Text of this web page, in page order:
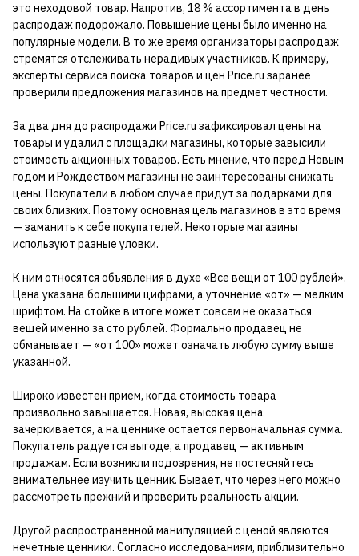
это неходовой товар. Напротив, 18 % ассортимента в день
распродаж подорожало. Повышение цены было именно на
популярные модели. В то же время организаторы распродаж
стремятся отслеживать нерадивых участников. К примеру,
эксперты сервиса поиска товаров и цен Price.ru заранее
проверили предложения магазинов на предмет честности.
За два дня до распродажи Price.ru зафиксировал цены на
товары и удалил с площадки магазины, которые завысили
стоимость акционных товаров. Есть мнение, что перед Новым
годом и Рождеством магазины не заинтересованы снижать
цены. Покупатели в любом случае придут за подарками для
своих близких. Поэтому основная цель магазинов в это время
— заманить к себе покупателей. Некоторые магазины
используют разные уловки.
К ним относятся объявления в духе «Все вещи от 100 рублей».
Цена указана большими цифрами, а уточнение «от» — мелким
шрифтом. На стойке в итоге может совсем не оказаться
вещей именно за сто рублей. Формально продавец не
обманывает — «от 100» может означать любую сумму выше
указанной.
Широко известен прием, когда стоимость товара
произвольно завышается. Новая, высокая цена
зачеркивается, а на ценнике остается первоначальная сумма.
Покупатель радуется выгоде, а продавец — активным
продажам. Если возникли подозрения, не постесняйтесь
внимательнее изучить ценник. Бывает, что через него можно
рассмотреть прежний и проверить реальность акции.
Другой распространенной манипуляцией с ценой являются
нечетные ценники. Согласно исследованиям, приблизительно